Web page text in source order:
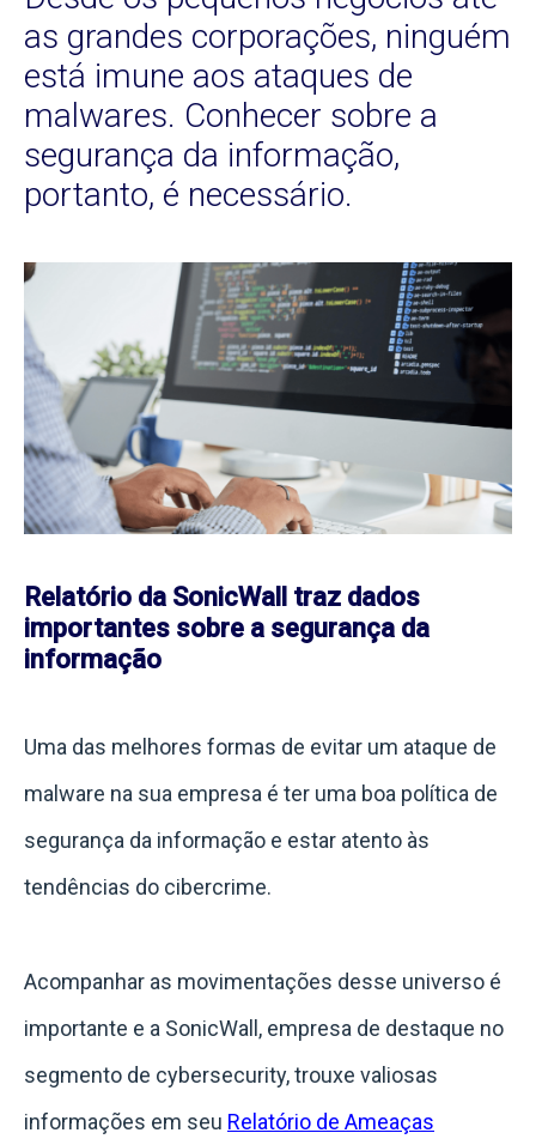
as grandes corporações, ninguém
está imune aos ataques de
malwares. Conhecer sobre a
segurança da informação,
portanto, é necessário.
Relatório da SonicWall traz dados
importantes sobre a segurança da
informação
Uma das melhores formas de evitar um ataque de
malware na sua empresa é ter uma boa política de
segurança da informação e estar atento às
tendências do cibercrime.
Acompanhar as movimentações desse universo é
importante e a SonicWall, empresa de destaque no
segmento de cybersecurity, trouxe valiosas
informações em seu Relatório de Ameaças